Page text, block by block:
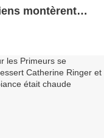
montèrent
bouillante